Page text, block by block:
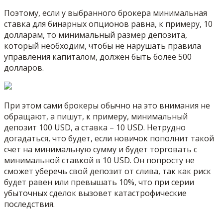
Поэтому, если у выбранного брокера минимальная
ставка для бинарных опционов равна, к примеру, 10
долларам, то минимальный размер депозита,
который необходим, чтобы не нарушать правила
управления капиталом, должен быть более 500
долларов.
При этом сами брокеры обычно на это внимания не
обращают, а пишут, к примеру, минимальный
депозит 100 USD, а ставка – 10 USD. Нетрудно
догадаться, что будет, если новичок пополнит такой
счет на минимальную сумму и будет торговать с
минимальной ставкой в 10 USD. Он попросту не
сможет уберечь свой депозит от слива, так как риск
будет равен или превышать 10%, что при серии
убыточных сделок вызовет катастрофические
последствия.